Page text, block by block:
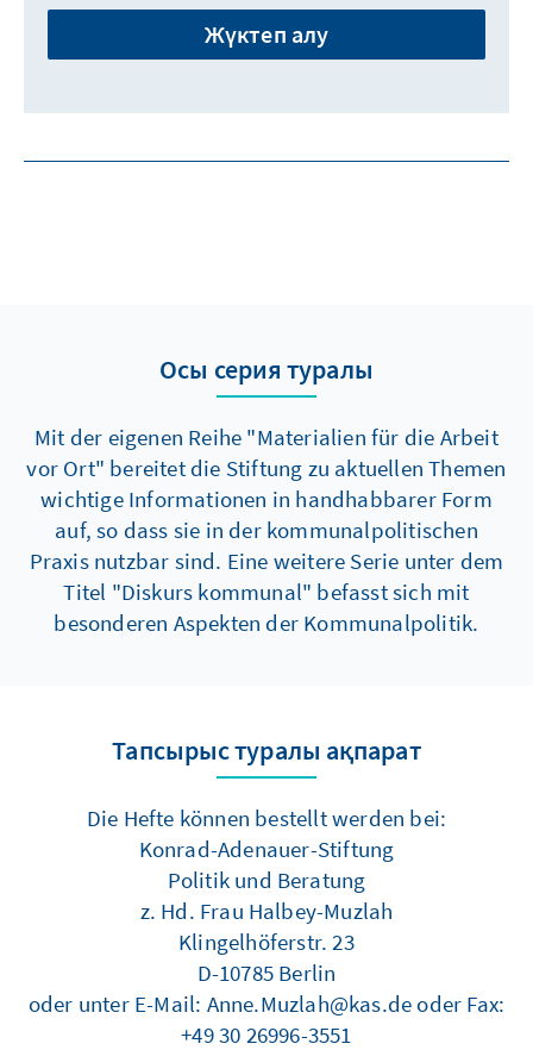
Жүктеп алу
Осы серия туралы
Mit der eigenen Reihe "Materialien für die Arbeit
vor Ort" bereitet die Stiftung zu aktuellen Themen
wichtige Informationen in handhabbarer Form
auf, so dass sie in der kommunalpolitischen
Praxis nutzbar sind. Eine weitere Serie unter dem
Titel "Diskurs kommunal" befasst sich mit
besonderen Aspekten der Kommunalpolitik.
Тапсырыс туралы ақпарат
Die Hefte können bestellt werden bei:
Konrad-Adenauer-Stiftung
Politik und Beratung
z. Hd. Frau Halbey-Muzlah
Klingelhöferstr. 23
D-10785 Berlin
oder unter E-Mail: Anne.Muzlah@kas.de oder Fax:
+49 30 26996-3551